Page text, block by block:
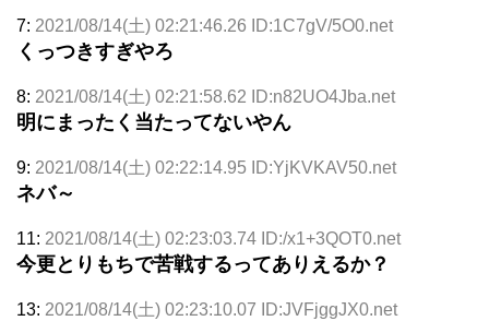
7: 2021/08/14(土) 02:21:46.26 ID:1C7gV/5O0.net
くっつきすぎやろ
8: 2021/08/14(土) 02:21:58.62 ID:n82UO4Jba.net
明にまったく当たってないやん
9: 2021/08/14(土) 02:22:14.95 ID:YjKVKAV50.net
ネバ～
11: 2021/08/14(土) 02:23:03.74 ID:/x1+3QOT0.net
今更とりもちで苦戦するってありえるか？
13: 2021/08/14(土) 02:23:10.07 ID:JVFjggJX0.net